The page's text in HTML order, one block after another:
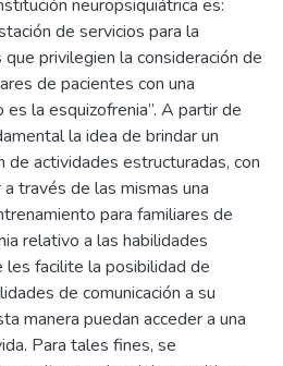
neuropsiquiátrica es:
de servicios para la
privilegien la consideración de
de pacientes con una
la esquizofrenia”. A partir de
la idea de brindar un
de actividades estructuradas, con
través de las mismas una
para familiares de
relativo a las habilidades
les facilite la posibilidad de
de comunicación a su
manera puedan acceder a una
Para tales fines, se